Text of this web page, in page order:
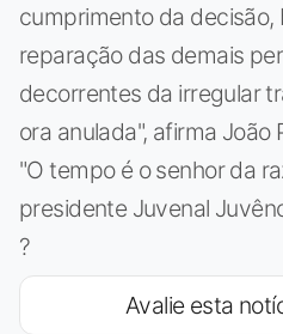
cumprimento da
reparação das demais
decorrentes da irregular
ora anulada", afirma João
"O tempo é o senhor da
presidente Juvenal
?
Avalie esta